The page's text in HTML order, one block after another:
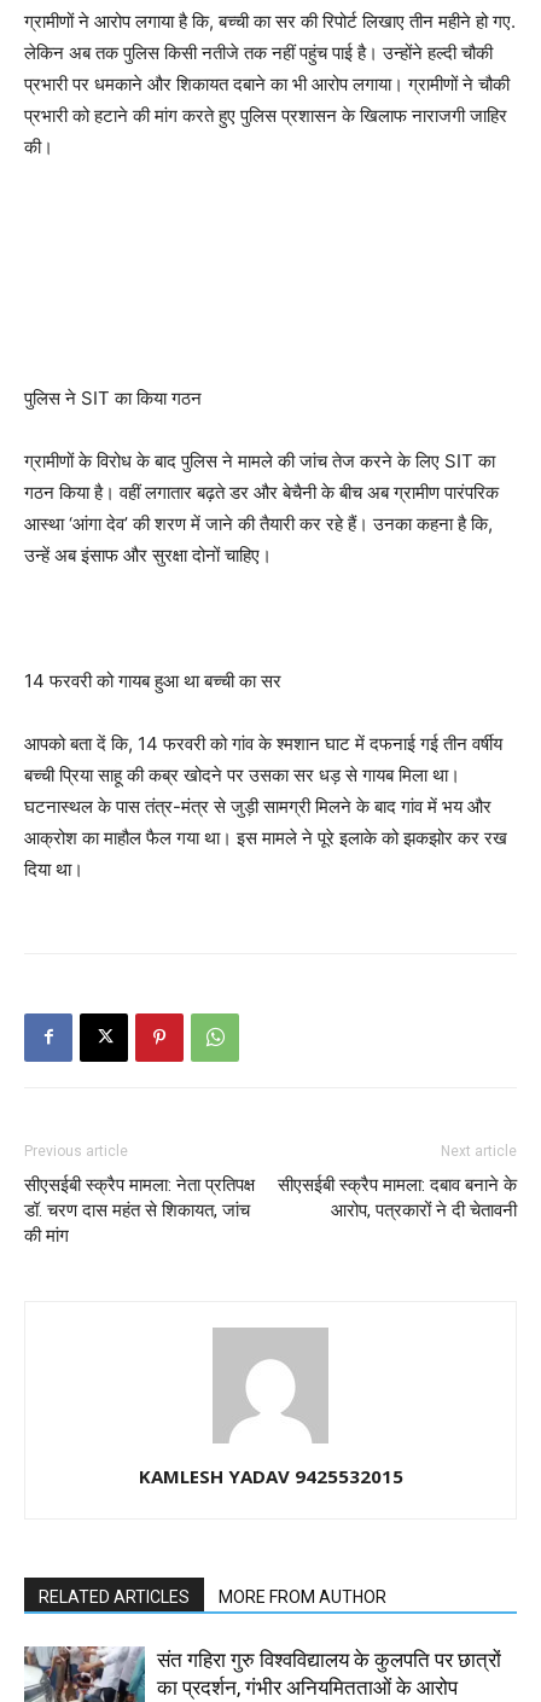
ग्रामीणों ने आरोप लगाया है कि, बच्ची का सर की रिपोर्ट लिखाए तीन महीने हो गए.
लेकिन अब तक पुलिस किसी नतीजे तक नहीं पहुंच पाई है। उन्होंने हल्दी चौकी
प्रभारी पर धमकाने और शिकायत दबाने का भी आरोप लगाया। ग्रामीणों ने चौकी
प्रभारी को हटाने की मांग करते हुए पुलिस प्रशासन के खिलाफ नाराजगी जाहिर
की।
पुलिस ने SIT का किया गठन
ग्रामीणों के विरोध के बाद पुलिस ने मामले की जांच तेज करने के लिए SIT का
गठन किया है। वहीं लगातार बढ़ते डर और बेचैनी के बीच अब ग्रामीण पारंपरिक
आस्था ‘आंगा देव’ की शरण में जाने की तैयारी कर रहे हैं। उनका कहना है कि,
उन्हें अब इंसाफ और सुरक्षा दोनों चाहिए।
14 फरवरी को गायब हुआ था बच्ची का सर
आपको बता दें कि, 14 फरवरी को गांव के श्मशान घाट में दफनाई गई तीन वर्षीय
बच्ची प्रिया साहू की कब्र खोदने पर उसका सर धड़ से गायब मिला था।
घटनास्थल के पास तंत्र-मंत्र से जुड़ी सामग्री मिलने के बाद गांव में भय और
आक्रोश का माहौल फैल गया था। इस मामले ने पूरे इलाके को झकझोर कर रख
दिया था।
Previous article
सीएसईबी स्क्रैप मामला: नेता प्रतिपक्ष
डॉ. चरण दास महंत से शिकायत, जांच
की मांग
Next article
सीएसईबी स्क्रैप मामला: दबाव बनाने के
आरोप, पत्रकारों ने दी चेतावनी
KAMLESH YADAV 9425532015
RELATED ARTICLES MORE FROM AUTHOR
संत गहिरा गुरु विश्वविद्यालय के कुलपति पर छात्रों
का प्रदर्शन, गंभीर अनियमितताओं के आरोप